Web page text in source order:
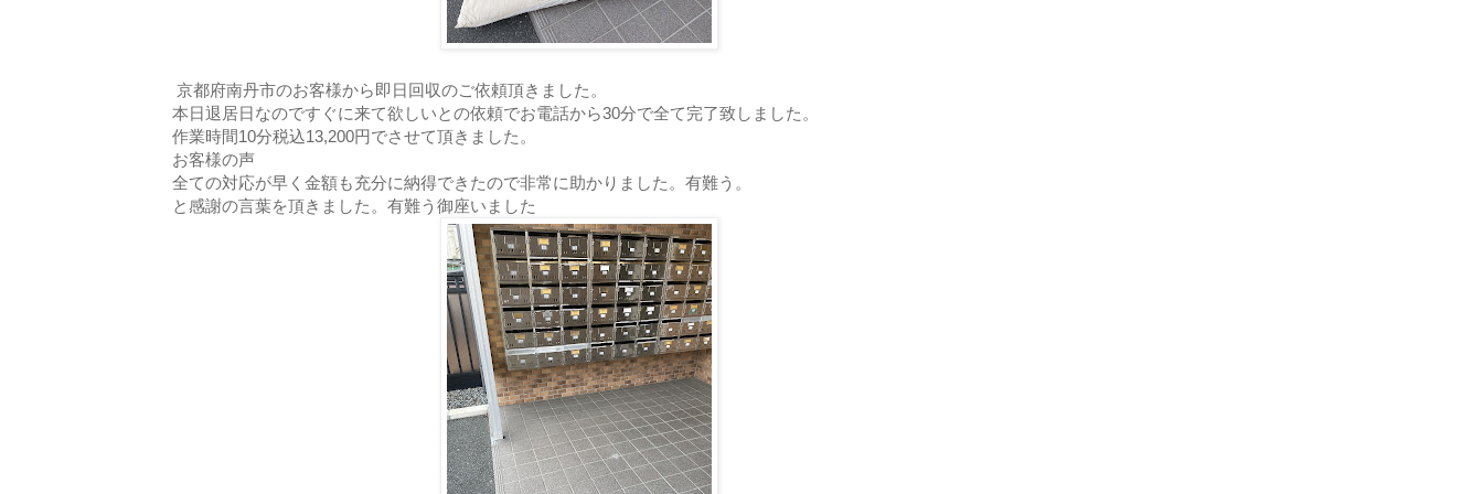
京都府南丹市のお客様から即日回収のご依頼頂きました。
本日退居日なのですぐに来て欲しいとの依頼でお電話から30分で全て完了致しました。
作業時間10分税込13,200円でさせて頂きました。
お客様の声
全ての対応が早く金額も充分に納得できたので非常に助かりました。有難う。
と感謝の言葉を頂きました。有難う御座いました